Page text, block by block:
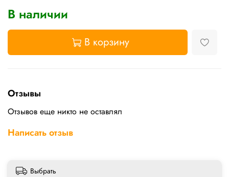
В наличии
В корзину
Отзывы
Отзывов еще никто не оставлял
Написать отзыв
Выбрать